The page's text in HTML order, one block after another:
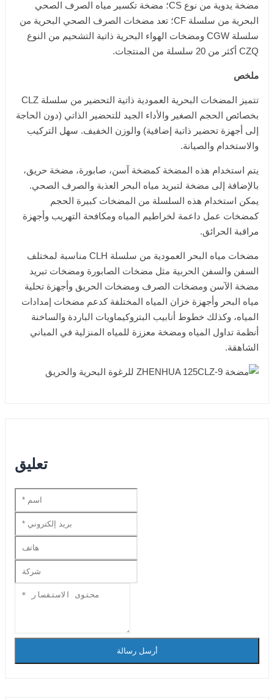
مضخة يدوية من نوع CS؛ مضخة تكسير مياه الصرف الصحي
البحرية من سلسلة CF؛ تعد مضخات الصرف الصحي البحرية من
سلسلة CGW ومضخات الهواء البحرية ذاتية التشحيم من النوع
CZQ أكثر من 20 سلسلة من المنتجات.
ملخص
تتميز المضخات البحرية العمودية ذاتية التحضير من سلسلة CLZ
بخصائص الحجم الصغير والأداء الجيد للتحضير الذاتي (دون الحاجة
إلى أجهزة تحضير ذاتية إضافية) والوزن الخفيف. سهل التركيب
والاستخدام والصيانة.
يتم استخدام هذه المضخة كمضخة آسن، صابورة، مضخة حريق،
بالإضافة إلى مضخة لتبريد مياه البحر العذبة والصرف الصحي.
يمكن استخدام هذه السلسلة من المضخات كبيرة الحجم
كمضخات عمل داعمة لخراطيم المياه ومكافحة التهريب وأجهزة
مراقبة الحرائق.
مضخات مياه البحر العمودية من سلسلة CLH مناسبة لمختلف
السفن والسفن الحربية مثل مضخات الصابورة ومضخات تبريد
مضخة الآسن ومضخات الصرف ومضخات الحريق وأجهزة تحلية
مياه البحر وأجهزة خزان المياه المختلفة كدعم مضخات إمدادات
المياه، وكذلك خطوط أنابيب البتروكيماويات الباردة والساخنة
أنظمة تداول المياه ومضخة معززة للمياه المنزلية في المباني
الشاهقة.
تعليق
أرسل رسالة